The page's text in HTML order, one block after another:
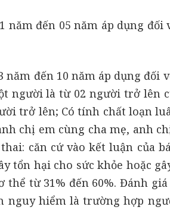
năm đến 05 năm áp dụng
năm đến 10 năm áp dụng
người là từ 02 người trở lên
trở lên; Có tính chất loạn
chị em cùng cha mẹ, anh
căn cứ vào kết luận của
tổn hại cho sức khỏe hoặc
từ 31% đến 60%. Đánh
nguy hiểm là trường hợp